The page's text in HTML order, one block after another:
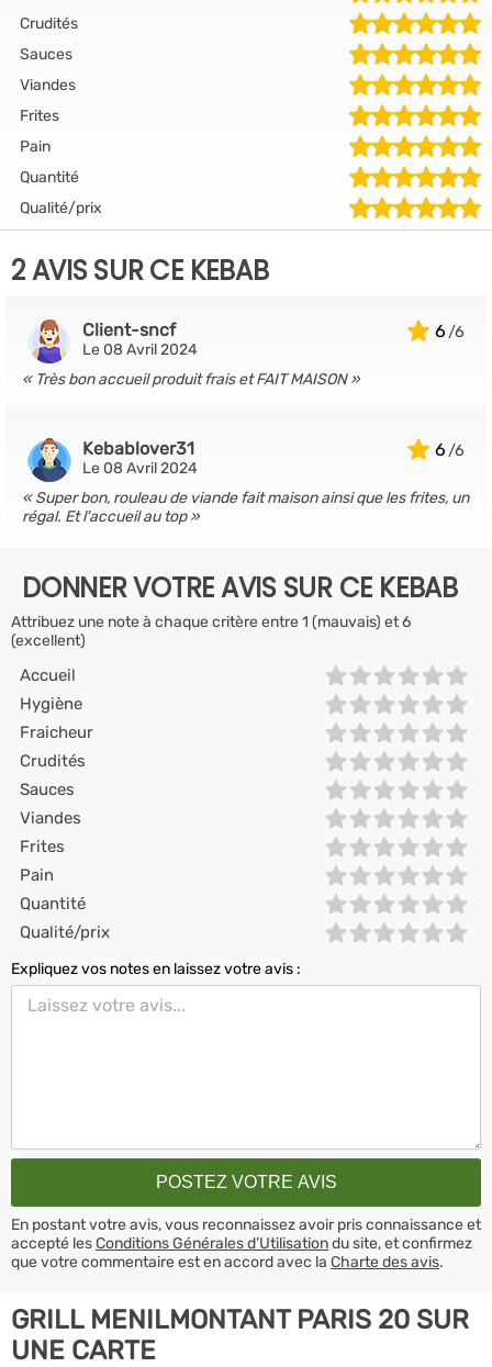
Crudités
Sauces
Viandes
Frites
Pain
Quantité
Qualité/prix
2 AVIS SUR CE KEBAB
6
Client-sncf
Le 08 Avril 2024
Très bon accueil produit frais et FAIT MAISON
6
Kebablover31
Le 08 Avril 2024
Super bon, rouleau de viande fait maison ainsi que les frites, un
régal. Et l'accueil au top
DONNER VOTRE AVIS SUR CE KEBAB
Attribuez une note à chaque critère entre 1 (mauvais) et 6
(excellent)
Accueil
Hygiène
Fraicheur
Crudités
Sauces
Viandes
Frites
Pain
Quantité
Qualité/prix
Expliquez vos notes en laissez votre avis :
En postant votre avis, vous reconnaissez avoir pris connaissance et
accepté lesConditions Générales d’Utilisationdu site, et confirmez
que votre commentaire est en accord avec la Charte des avis.
GRILL MENILMONTANT PARIS 20 SUR
UNE CARTE